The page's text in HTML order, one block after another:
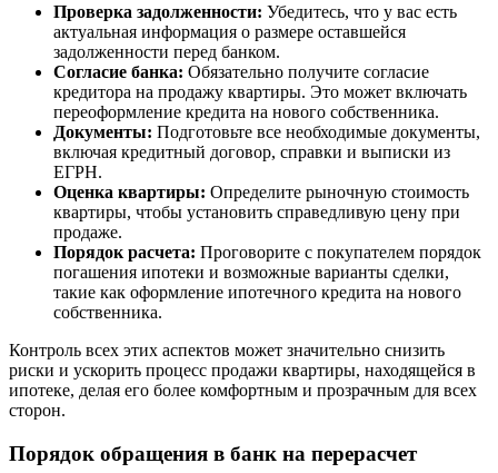
Проверка задолженности: Убедитесь, что у вас есть
актуальная информация о размере оставшейся
задолженности перед банком.
Согласие банка: Обязательно получите согласие
кредитора на продажу квартиры. Это может включать
переоформление кредита на нового собственника.
Документы: Подготовьте все необходимые документы,
включая кредитный договор, справки и выписки из
ЕГРН.
Оценка квартиры: Определите рыночную стоимость
квартиры, чтобы установить справедливую цену при
продаже.
Порядок расчета: Проговорите с покупателем порядок
погашения ипотеки и возможные варианты сделки,
такие как оформление ипотечного кредита на нового
собственника.
Контроль всех этих аспектов может значительно снизить
риски и ускорить процесс продажи квартиры, находящейся в
ипотеке, делая его более комфортным и прозрачным для всех
сторон.
Порядок обращения в банк на перерасчет